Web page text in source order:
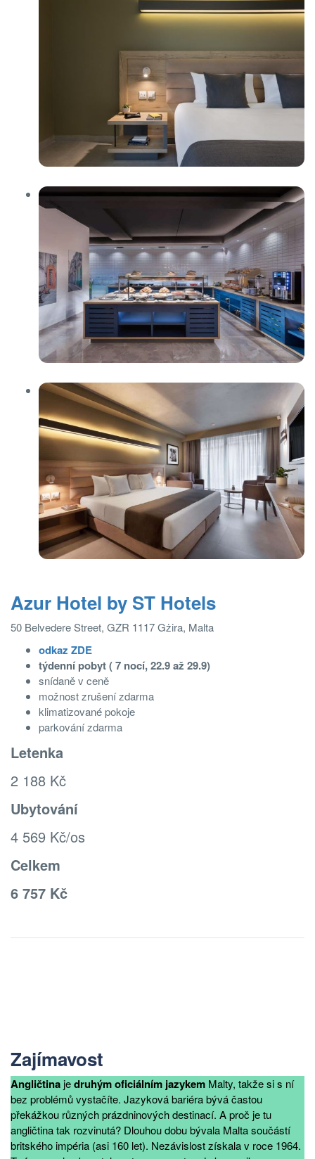
Azur Hotel by ST Hotels
50 Belvedere Street, GZR 1117 Gżira, Malta
odkaz ZDE
týdenní pobyt ( 7 nocí, 22.9 až 29.9)
snídaně v ceně
možnost zrušení zdarma
klimatizované pokoje
parkování zdarma
Letenka
2 188 Kč
Ubytování
4 569 Kč/os
Celkem
6 757 Kč
Zajímavost
Angličtinajedruhým oficiálním jazykem Malty, takže si s ní
bez problémů vystačíte. Jazyková bariéra bývá častou
překážkou různých prázdninových destinací. A proč je tu
angličtina tak rozvinutá? Dlouhou dobu bývala Malta součástí
britského impéria (asi 160 let). Nezávislost získala v roce 1964.